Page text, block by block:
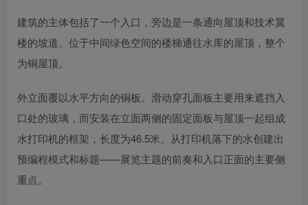
建筑的主体包括了一个入口，旁边是一条通向屋顶和技术翼
楼的坡道。位于中间绿色空间的楼梯通往水库的屋顶，整个
为铜屋顶。
外立面覆以水平方向的铜板。滑动穿孔面板主要用来遮挡入
口处的玻璃，而安装在立面两侧的固定面板与屋顶一起组成
水打印机的框架，长度为46.5米。从打印机落下的水创建出
预编程模式和标题——展览主题的前奏和入口正面的主要侧
重点。